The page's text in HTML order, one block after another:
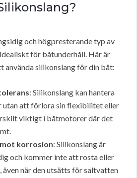
och högpresterande typ av
för båtunderhåll. Här är
använda silikonslang för din båt:
: Silikonslang kan hantera
utan att förlora sin flexibilitet eller
viktigt i båtmotorer där det
korrosion: Silikonslang är
och kommer inte att rosta eller
när den utsätts för saltvatten